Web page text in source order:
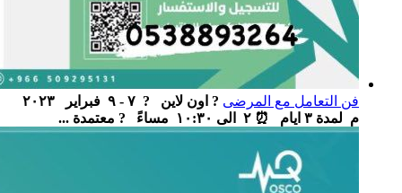
فن التعامل مع المرضى
? اون لاين ‏ ‏ ? ٧ - ٩ فبراير ٢٠٢٣
م لمدة ٣ ايام ‏ ⏰ ٢ الى ١٠:٣٠ مساءً ‏ ‏ ? معتمدة ...